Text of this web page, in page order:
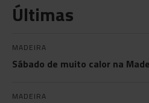
Últimas
MADEIRA
Sábado de muito calor na
MADEIRA